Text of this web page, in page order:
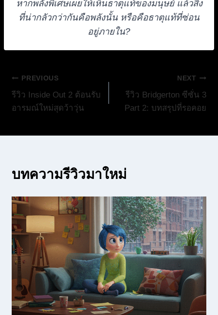
หากพลังพิเศษเผยให้เห็นธาตุแท้ของมนุษย์ แล้วสิ่ง
ที่น่ากลัวกว่ากันคือพลังนั้น หรือคือธาตุแท้ที่ซ่อน
อยู่ภายใน?
แนะแนว
เรื่อง
PREVIOUS
รีวิว Inside Out 2 ต้อนรับ
อารมณ์ใหม่สุดว้าวุ่น
NEXT
รีวิว Bridgerton ซีซั่น 3
Part 2: บทสรุปที่รอคอย
บทความรีวิวมาใหม่